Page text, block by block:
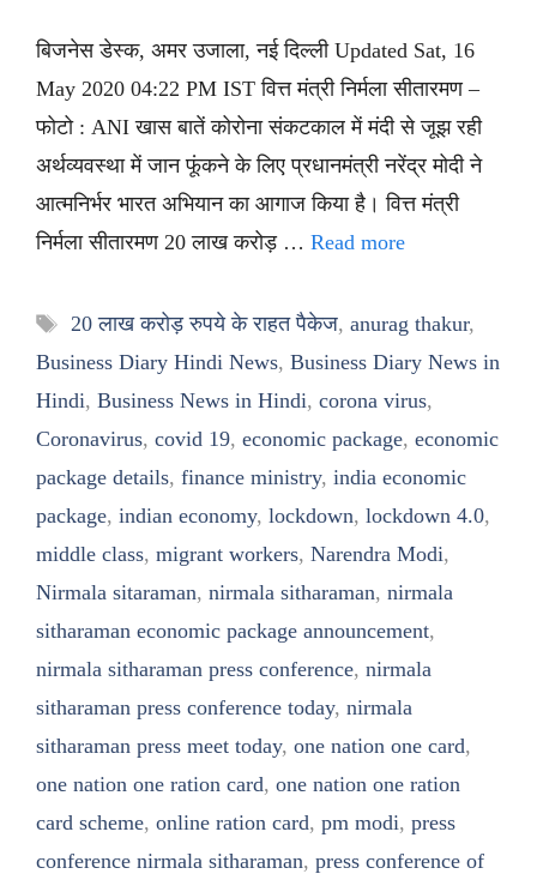
बिजनेस डेस्क, अमर उजाला, नई दिल्ली Updated Sat, 16
May 2020 04:22 PM IST वित्त मंत्री निर्मला सीतारमण –
फोटो : ANI खास बातें कोरोना संकटकाल में मंदी से जूझ रही
अर्थव्यवस्था में जान फूंकने के लिए प्रधानमंत्री नरेंद्र मोदी ने
आत्मनिर्भर भारत अभियान का आगाज किया है। वित्त मंत्री
निर्मला सीतारमण 20 लाख करोड़ … Read more
Tags
20 लाख करोड़ रुपये के राहत पैकेज, anurag thakur,
Business Diary Hindi News, Business Diary News in
Hindi, Business News in Hindi, corona virus,
Coronavirus, covid 19, economic package, economic
package details, finance ministry, india economic
package, indian economy, lockdown, lockdown 4.0,
middle class, migrant workers, Narendra Modi,
Nirmala sitaraman, nirmala sitharaman, nirmala
sitharaman economic package announcement,
nirmala sitharaman press conference, nirmala
sitharaman press conference today, nirmala
sitharaman press meet today, one nation one card,
one nation one ration card, one nation one ration
card scheme, online ration card, pm modi, press
conference nirmala sitharaman, press conference of